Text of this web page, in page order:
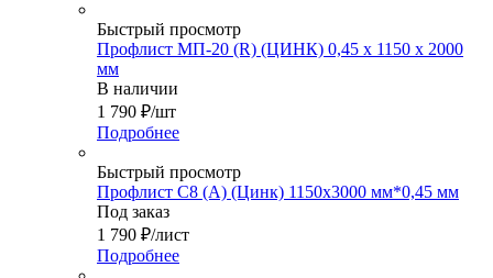
Быстрый просмотр
Профлист МП-20 (R) (ЦИНК) 0,45 х 1150 х 2000
мм
В наличии
1 790 ₽/шт
Подробнее
Быстрый просмотр
Профлист С8 (А) (Цинк) 1150х3000 мм*0,45 мм
Под заказ
1 790 ₽/лист
Подробнее